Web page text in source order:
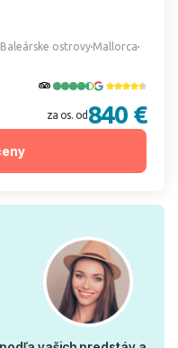
Baleárske ostrovy Mallorca
za os. od 840 €